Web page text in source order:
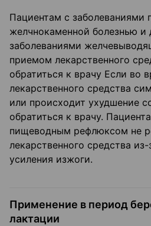
Пациентам с заболеваниями
желчнокаменной болезнью и
заболеваниями
приемом лекарственного
обратиться к врачу Если во
лекарственного средства
или происходит ухудшение
обратиться к врачу.
пищеводным рефлюксом не
лекарственного средства
усиления изжоги.
Применение в период
лактации